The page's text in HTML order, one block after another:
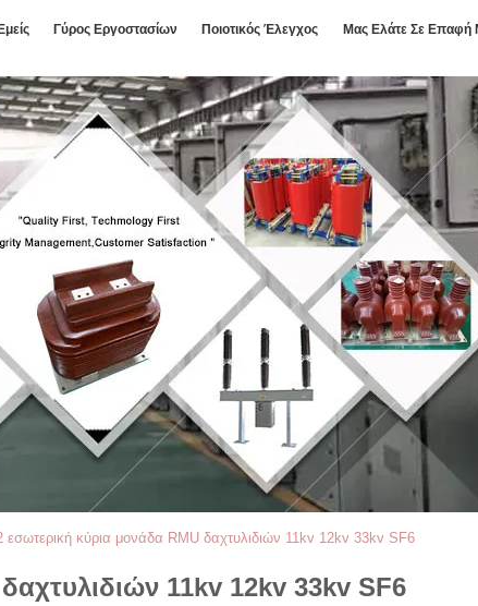
Γύρος Εργοστασίων Ποιοτικός Έλεγχος Μας Ελάτε Σε Επαφή
εσωτερική κύρια μονάδα RMU δαχτυλιδιών 11kv 12kv 33kv SF6
11kv 12kv 33kv SF6